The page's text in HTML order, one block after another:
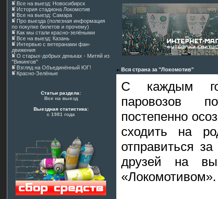
Все на выезд: Новосибирск
История стадиона Локомотив
Все на выезд: Самара
Про выезда (полезная информация
по покупке билетов и прочему)
Как мы стали красно-зелёными
Все на выезд: Казань
Интервью с ветеранами фан-
движения
О старых-добрых деньках - Митяй из
"Викингов"
Взгляд на Объединённый ЮГ!
Красно-Зелёные
Статьи раздела:
Все на выезд
Выездная статистика:
с 1981 года
Вся страна за "Локомотив"
С каждым
паровозов
постепенно
сходить на
отправиться
друзей на
«Локомотивом».